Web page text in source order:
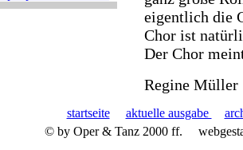
eigentlich die
Chor ist
Der Chor
Regine Müller
startseite aktuelle ausgabe
© by Oper & Tanz 2000 ff.